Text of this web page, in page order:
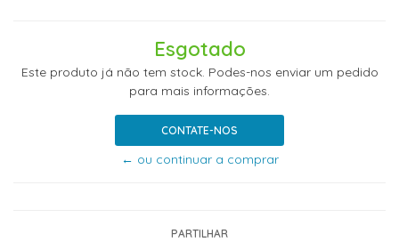
Esgotado
Este produto já não tem stock. Podes-nos enviar um pedido
para mais informações.
CONTATE-NOS
← ou continuar a comprar
PARTILHAR